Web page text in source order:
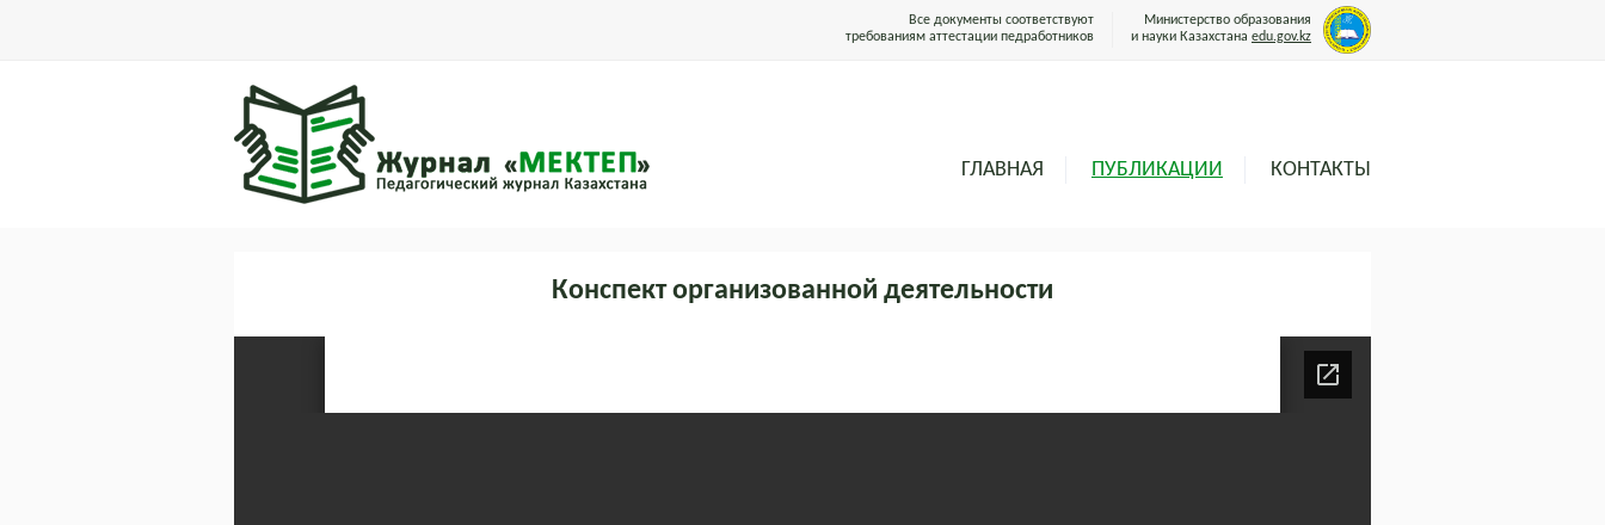
Все документы соответствуют
требованиям аттестации педработников
Министерство образования
и науки Казахстана edu.gov.kz
ГЛАВНАЯ ПУБЛИКАЦИИ КОНТАКТЫ
Конспект организованной деятельности